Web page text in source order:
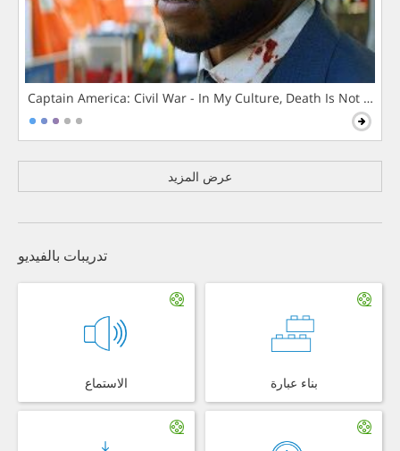
Captain America: Civil War - In My Culture, Death Is Not The
عرض المزيد
تدريبات بالفيديو
الاستماع بناء عبارة